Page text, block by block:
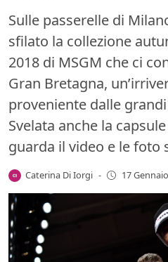
Sulle passerelle di
sfilato la collezione
2018 di MSGM che ci
Gran Bretagna,
proveniente dalle
Svelata anche la
guarda il video e le foto
Caterina Di Iorgi - 17